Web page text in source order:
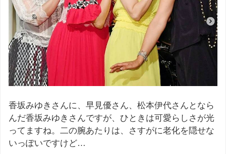
香坂みゆきさんに、早見優さん、松本伊代さんとなら
んだ香坂みゆきさんですが、ひときは可愛らしさが光
ってますね。二の腕あたりは、さすがに老化を隠せな
いっぽいですけど…